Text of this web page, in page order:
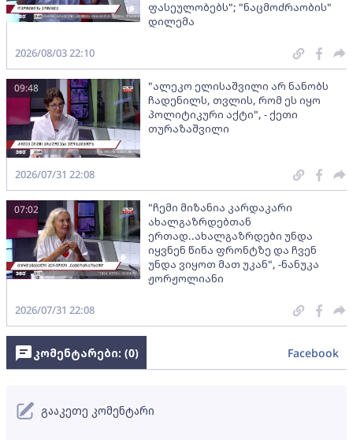
ფასეულობებს"; "ნაცმოძრაობის"
დილემა
2026/08/03 22:10
"ალეკო ელისაშვილი არ ნანობს
ჩადენილს, თვლის, რომ ეს იყო
პოლიტიკური აქტი", - ქეთი
თურაზაშვილი
09:48
2026/07/31 22:08
"ჩემი მიზანია კარდაკარი
ახალგაზრდებთან
ერთად..ახალგაზრდები უნდა
იყვნენ წინა ფრონტზე და ჩვენ
უნდა ვიყოთ მათ უკან", -ნანუკა
ჟორჟოლიანი
07:02
2026/07/31 22:08
კომენტარები: (0) Facebook
გააკეთე კომენტარი